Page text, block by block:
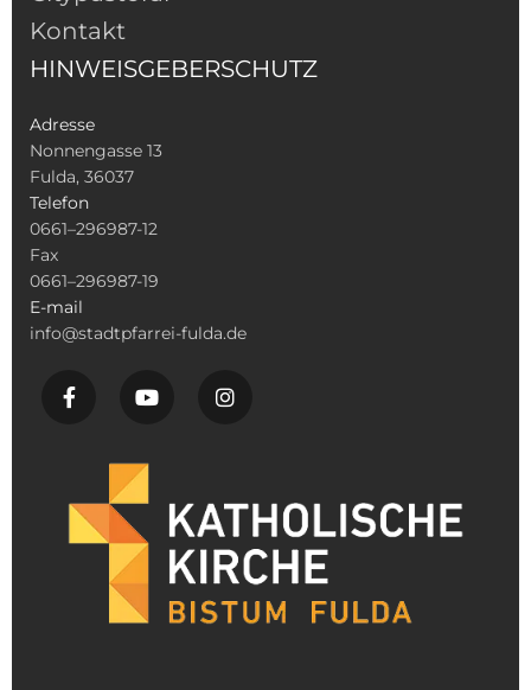
Kontakt
HINWEISGEBERSCHUTZ
Adresse
Nonnengasse 13
Fulda, 36037
Telefon
0661–296987-12
Fax
0661–296987-19
E-mail
info@stadtpfarrei-fulda.de